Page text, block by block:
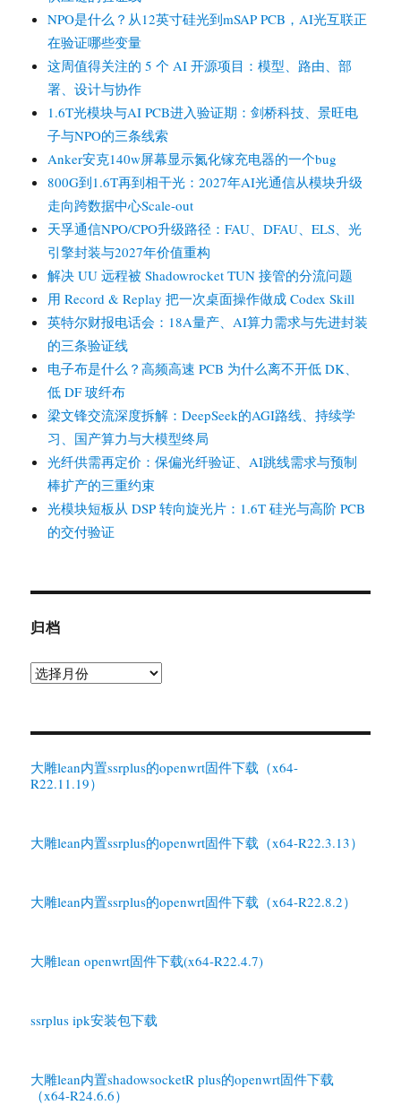
NPO是什么？从12英寸硅光到mSAP PCB，AI光互联正
在验证哪些变量
这周值得关注的 5 个 AI 开源项目：模型、路由、部
署、设计与协作
1.6T光模块与AI PCB进入验证期：剑桥科技、景旺电
子与NPO的三条线索
Anker安克140w屏幕显示氮化镓充电器的一个bug
800G到1.6T再到相干光：2027年AI光通信从模块升级
走向跨数据中心Scale-out
天孚通信NPO/CPO升级路径：FAU、DFAU、ELS、光
引擎封装与2027年价值重构
解决 UU 远程被 Shadowrocket TUN 接管的分流问题
用 Record & Replay 把一次桌面操作做成 Codex Skill
英特尔财报电话会：18A量产、AI算力需求与先进封装
的三条验证线
电子布是什么？高频高速 PCB 为什么离不开低 DK、
低 DF 玻纤布
梁文锋交流深度拆解：DeepSeek的AGI路线、持续学
习、国产算力与大模型终局
光纤供需再定价：保偏光纤验证、AI跳线需求与预制
棒扩产的三重约束
光模块短板从 DSP 转向旋光片：1.6T 硅光与高阶 PCB
的交付验证
归档
归
大雕lean内置ssrplus的openwrt固件下载（x64-
R22.11.19）
大雕lean内置ssrplus的openwrt固件下载（x64-R22.3.13）
大雕lean内置ssrplus的openwrt固件下载（x64-R22.8.2）
大雕lean openwrt固件下载(x64-R22.4.7)
ssrplus ipk安装包下载
大雕lean内置shadowsocketR plus的openwrt固件下载
（x64-R24.6.6）